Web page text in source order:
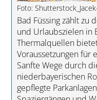
Foto:
Bad Füssing zählt zu
und Urlaubszielen in
Thermalquellen
Voraussetzungen für
Sanfte Wege durch
niederbayerischen
gepflegte